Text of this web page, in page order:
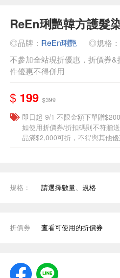
ReEn琍艷韓方護髮
◎品牌： ReEn琍艷
◎規格
不參加全站現折優惠，折價券
件優惠不得併用
$ 199 $399
即日起-9/1 不限金額下單贈
如使用折價券/折扣碼則不符贈
品滿$2,000可折，不得與其他
規格： 請選擇數量、規格
折價券 查看可使用的折價券